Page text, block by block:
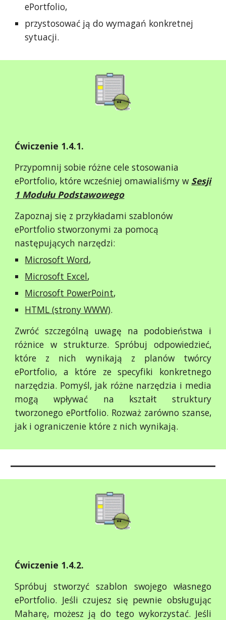
ePortfolio,
przystosować ją do wymagań konkretnej
sytuacji.
Ćwiczenie 1.4.1.
Przypomnij sobie różne cele stosowania
ePortfolio, które wcześniej omawialiśmy w Sesji
1 Modułu Podstawowego
Zapoznaj się z przykładami szablonów
ePortfolio stworzonymi za pomocą
następujących narzędzi:
Microsoft Word,
Microsoft Excel,
Microsoft PowerPoint,
HTML (strony WWW).
Zwróć szczególną uwagę na podobieństwa i
różnice w strukturze. Spróbuj odpowiedzieć,
które z nich wynikają z planów twórcy
ePortfolio, a które ze specyfiki konkretnego
narzędzia. Pomyśl, jak różne narzędzia i media
mogą wpływać na kształt struktury
tworzonego ePortfolio. Rozważ zarówno szanse,
jak i ograniczenie które z nich wynikają.
Ćwiczenie 1.4.2.
Spróbuj stworzyć szablon swojego własnego
ePortfolio. Jeśli czujesz się pewnie obsługując
Maharę, możesz ją do tego wykorzystać. Jeśli